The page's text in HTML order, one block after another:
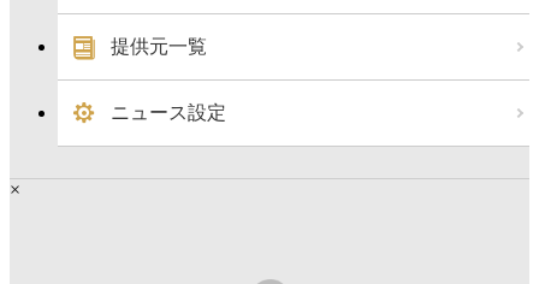
提供元一覧
ニュース設定
×